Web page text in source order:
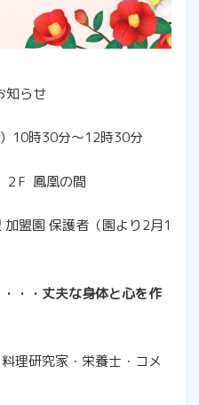
知らせ
10時30分～12時30分
F 鳳凰の間
盟園 保護者（園より2月1
・・丈夫な身体と心を作
研究家・栄養士・コメ